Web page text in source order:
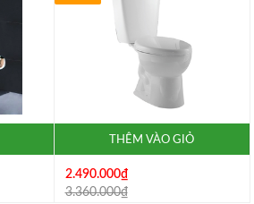
THÊM VÀO GIỎ
2.490.000₫
3.360.000₫